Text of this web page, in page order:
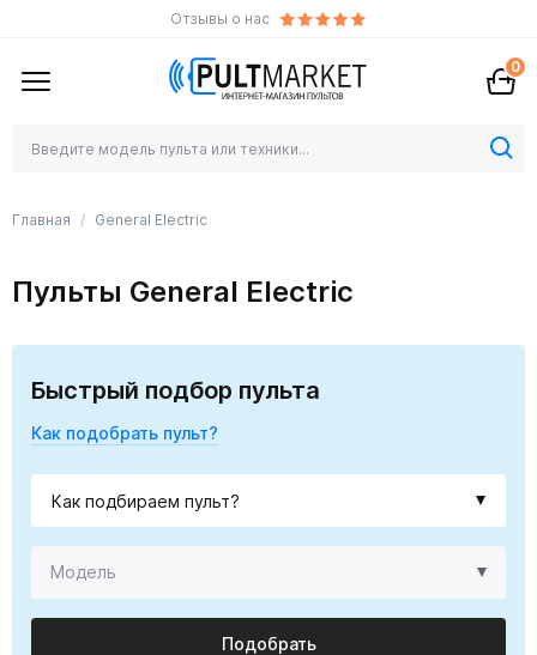
Отзывы о нас
0
Главная General Electric
Пульты General Electric
Быстрый подбор пульта
Как подобрать пульт?
Подобрать